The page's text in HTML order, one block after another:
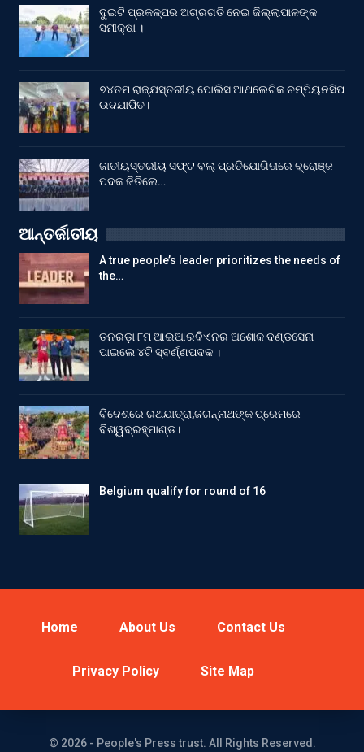
ଦୁଇଟି ପ୍ରକଳ୍ପର ଅଗ୍ରଗତି ନେଇ ଜିଲ୍ଲାପାଳଙ୍କ
ସମୀକ୍ଷା ।
୭୪ତମ ରାଜ୍ଯସ୍ତରୀୟ ପୋଲିସ ଆଥଲେଟିକ ଚମ୍ପିୟନସିପ
ଉଦଯାପିତ।
ଜାତୀୟସ୍ତରୀୟ ସଫ୍ଟ ବଲ୍ ପ୍ରତିଯୋଗିତାରେ ବ୍ରୋଞ୍ଜ
ପଦକ ଜିତିଲେ…
ଆନ୍ତର୍ଜାତୀୟ
A true people’s leader prioritizes the needs of
the…
ତନରଡ଼ା ୮ମ ଆଇଆରବିଏନର ଅଶୋକ ଦଣ୍ଡସେନା
ପାଇଲେ ୪ଟି ସ୍ବର୍ଣ୍ଣପଦକ ।
ବିଦେଶରେ ରଥଯାତ୍ରା,ଜଗନ୍ନାଥଙ୍କ ପ୍ରେମରେ
ବିଶ୍ୱବ୍ରହ୍ମାଣ୍ଡ।
Belgium qualify for round of 16
Home About Us Contact Us
Privacy Policy Site Map
© 2026 - People's Press trust. All Rights Reserved.